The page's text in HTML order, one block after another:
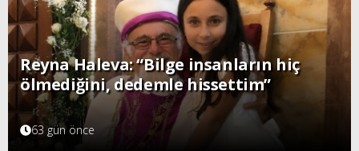
Reyna Haleva: “Bilge insanların hiç
ölmediğini, dedemle hissettim”
63 gün önce